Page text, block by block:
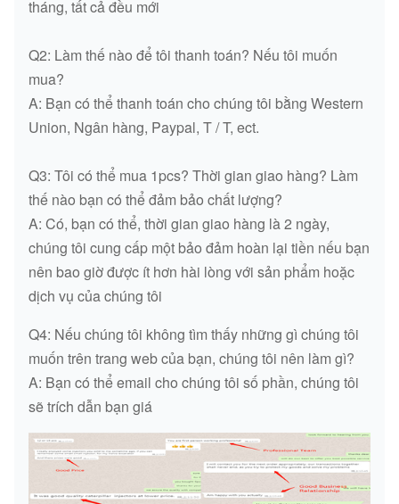
tháng, tất cả đều mới
Q2: Làm thế nào để tôi thanh toán? Nếu tôi muốn
mua?
A: Bạn có thể thanh toán cho chúng tôi bằng Western
Union, Ngân hàng, Paypal, T / T, ect.
Q3: Tôi có thể mua 1pcs? Thời gian giao hàng? Làm
thế nào bạn có thể đảm bảo chất lượng?
A: Có, bạn có thể, thời gian giao hàng là 2 ngày,
chúng tôi cung cấp một bảo đảm hoàn lại tiền nếu bạn
nên bao giờ được ít hơn hài lòng với sản phẩm hoặc
dịch vụ của chúng tôi
Q4: Nếu chúng tôi không tìm thấy những gì chúng tôi
muốn trên trang web của bạn, chúng tôi nên làm gì?
A: Bạn có thể email cho chúng tôi số phần, chúng tôi
sẽ trích dẫn bạn giá